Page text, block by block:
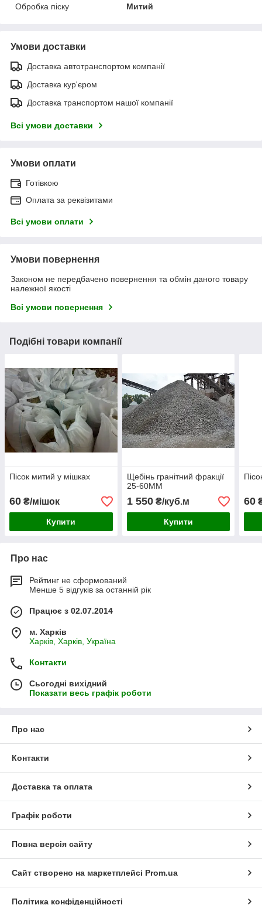
Обробка піску
Митий
Умови доставки
Доставка автотранспортом компанії
Доставка кур'єром
Доставка транспортом нашої компанії
Всі умови доставки
Умови оплати
Готівкою
Оплата за реквізитами
Всі умови оплати
Умови повернення
Законом не передбачено повернення та обмін даного товару
належної якості
Всі умови повернення
Подібні товари компанії
Пісок митий у мішках
60 ₴/мішок
Купити
Щебінь гранітний фракції
25-60ММ
1 550₴/куб.м
Купити
60
Про нас
Рейтинг не сформований
Менше 5 відгуків за останній рік
Працює з 02.07.2014
м. Харків
Харків, Харків, Україна
Контакти
Сьогодні вихідний
Показати весь графік роботи
Про нас
Контакти
Доставка та оплата
Графік роботи
Повна версія сайту
Сайт створено на маркетплейсі Prom.ua
Політика конфіденційності